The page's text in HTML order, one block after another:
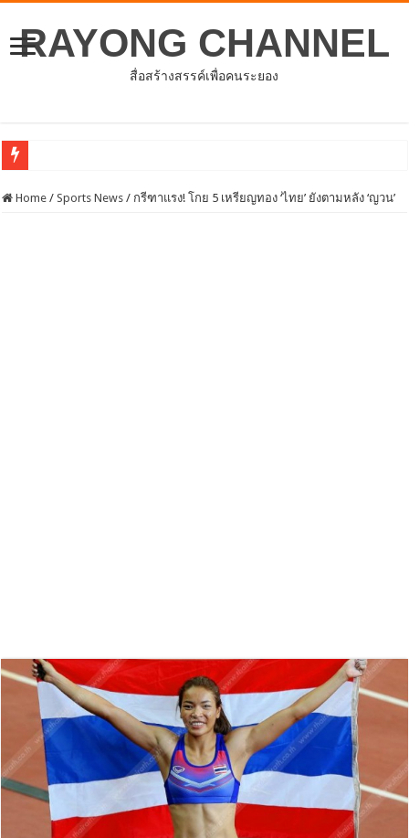
RAYONG CHANNEL
สื่อสร้างสรรค์เพื่อคนระยอง
Home / Sports News / กรีฑาแรง! โกย 5 เหรียญทอง ‘ไทย’ ยังตามหลัง ‘ญวน’